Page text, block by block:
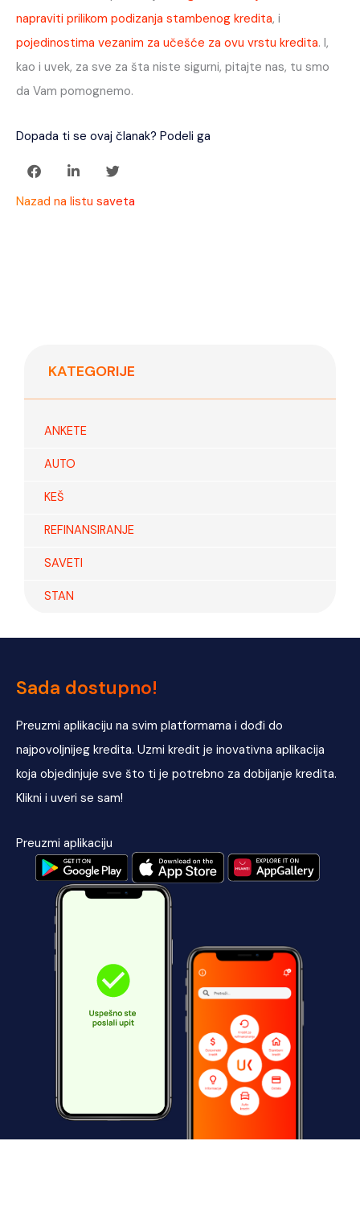
napraviti prilikom podizanja stambenog kredita, i
pojedinostima vezanim za učešće za ovu vrstu kredita. I,
kao i uvek, za sve za šta niste sigurni, pitajte nas, tu smo
da Vam pomognemo.
Dopada ti se ovaj članak? Podeli ga
Nazad na listu saveta
KATEGORIJE
ANKETE
AUTO
KEŠ
REFINANSIRANJE
SAVETI
STAN
Sada dostupno!
Preuzmi aplikaciju na svim platformama i dođi do
najpovoljnijeg kredita. Uzmi kredit je inovativna aplikacija
koja objedinjuje sve što ti je potrebno za dobijanje kredita.
Klikni i uveri se sam!
Preuzmi aplikaciju